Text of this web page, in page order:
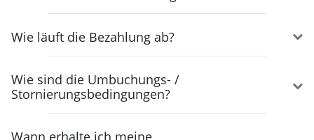
Wie läuft die Bezahlung ab?
Wie sind die Umbuchungs- /
Stornierungsbedingungen?